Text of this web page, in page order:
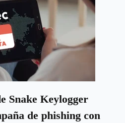
Snake Keylogger
de phishing con